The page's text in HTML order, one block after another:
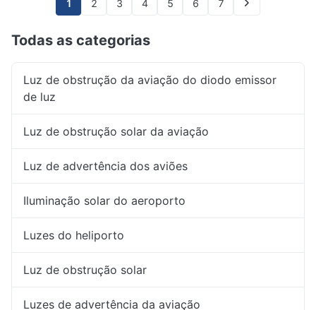
1 2 3 4 5 6 7
Todas as categorias
Luz de obstrução da aviação do diodo emissor
de luz
Luz de obstrução solar da aviação
Luz de advertência dos aviões
Iluminação solar do aeroporto
Luzes do heliporto
Luz de obstrução solar
Luzes de advertência da aviação